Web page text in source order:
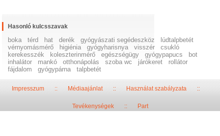
Hasonló kulcsszavak
boka térd hat derék gyógyászati segédeszköz
lúdtalpbetét
vérnyomásmérő
higiénia gyógyharisnya visszér
csukló
kerekesszék
koleszterinmérő egészségügy gyógypapucs
bot
inhalátor
mankó otthonápolás szoba wc járókeret
rollátor
fájdalom
gyógypárna talpbetét
Impresszum::Médiaajánlat::Használat szabályzata::
Tevékenységek:: Part